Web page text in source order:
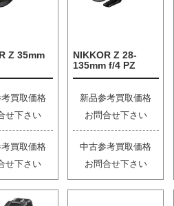
Z 35mm
買取価格
せ下さい
買取価格
せ下さい
NIKKOR Z 28-
135mm f/4 PZ
新品参考買取価格
お問合せ下さい
中古参考買取価格
お問合せ下さい